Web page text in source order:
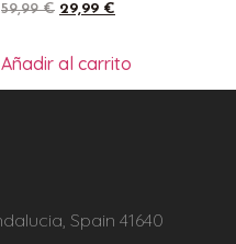
59,99€ 29,99 €
Añadir al carrito
Spain 41640